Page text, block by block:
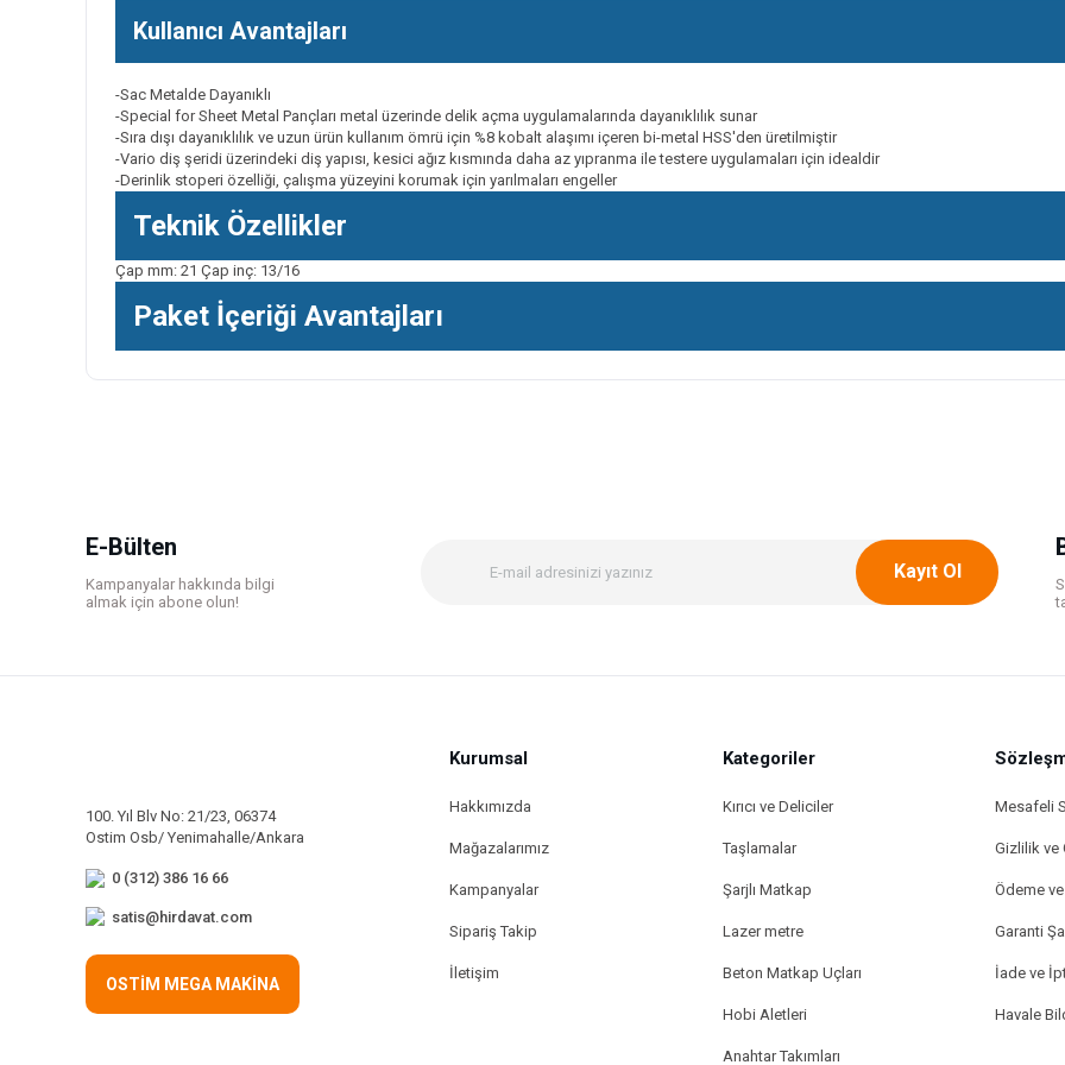
Kullanıcı Avantajları
-Sac Metalde Dayanıklı
-Special for Sheet Metal Pançları metal üzerinde delik açma uygulamalarında dayanıklılık sunar
-Sıra dışı dayanıklılık ve uzun ürün kullanım ömrü için %8 kobalt alaşımı içeren bi-metal HSS'den üretilmiştir
-Vario diş şeridi üzerindeki diş yapısı, kesici ağız kısmında daha az yıpranma ile testere uygulamaları için idealdir
-Derinlik stoperi özelliği, çalışma yüzeyini korumak için yarılmaları engeller
Teknik Özellikler
Çap mm: 21 Çap inç: 13/16
Paket İçeriği Avantajları
Bu ürünün fiyat bilgisi, resim, ürün açıklamalarında ve diğer konularda yetersiz gördüğünüz noktaları öneri formunu kullanarak tarafımıza
Bu ürüne benzer farklı alternatifler olmalı.
Gönder
E-Bülten
Kampanyalar hakkında bilgi
almak için abone olun!
Kayıt Ol
100. Yıl Blv No: 21/23, 06374
Ostim Osb/ Yenimahalle/Ankara
0 (312) 386 16 66
satis@hirdavat.com
OSTİM MEGA MAKİNA
Kurumsal
Hakkımızda
Mağazalarımız
Kampanyalar
Sipariş Takip
İletişim
Kategoriler
Kırıcı ve Deliciler
Taşlamalar
Şarjlı Matkap
Lazer metre
Beton Matkap Uçları
Hobi Aletleri
Anahtar Takımları
Mesafeli
Gizlilik ve
Ödeme
Garanti
İade ve
Havale